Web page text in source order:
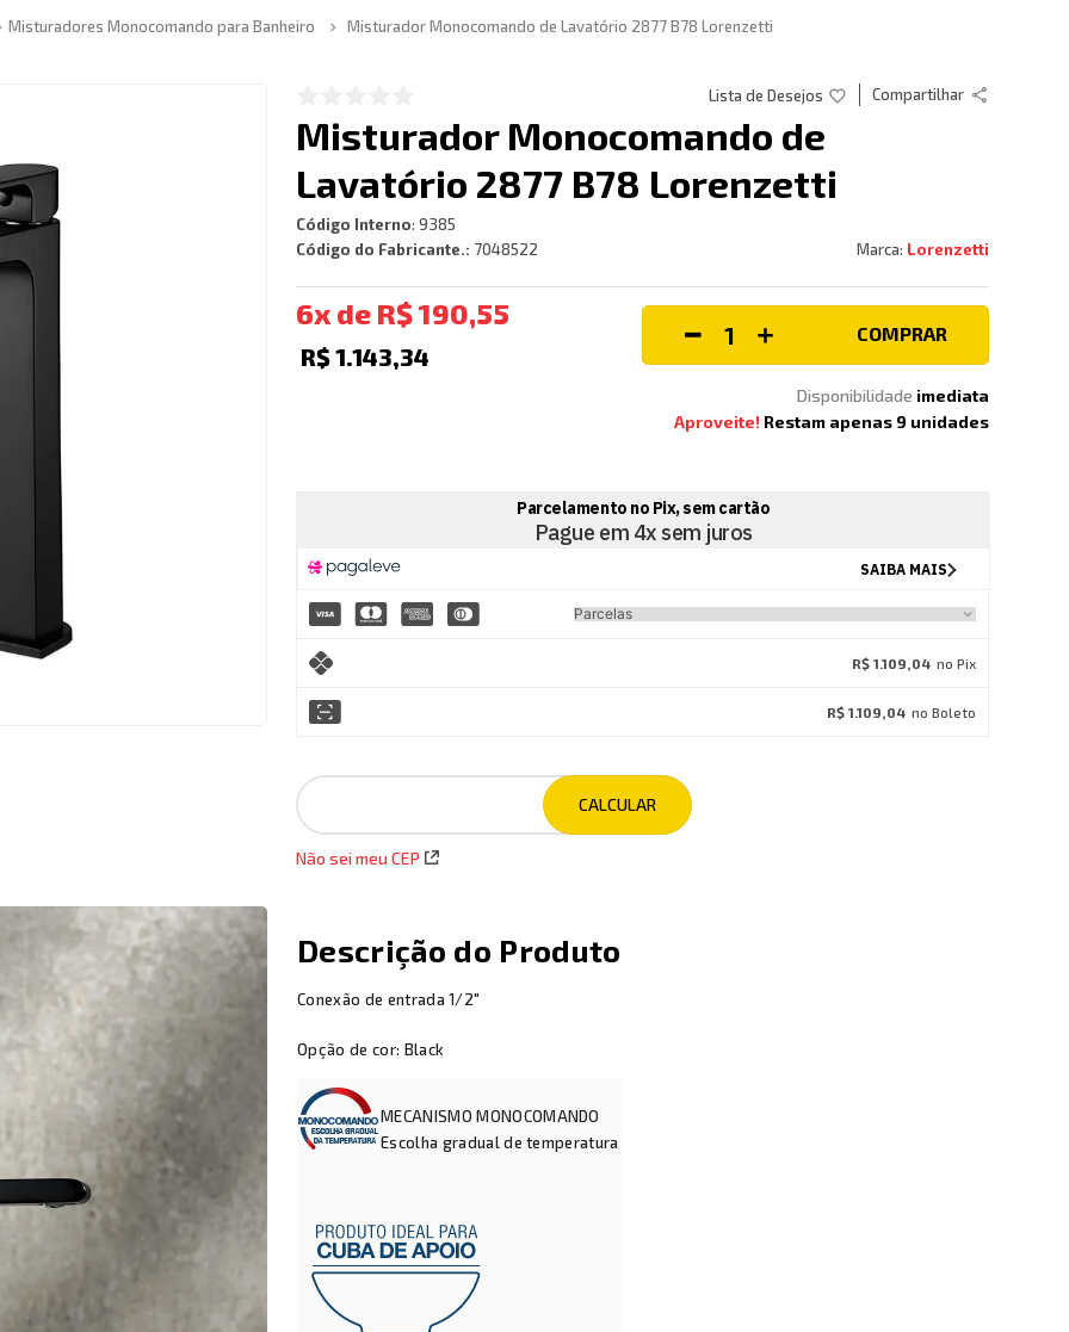
Misturadores Monocomando para Banheiro Misturador Monocomando de Lavatório 2877 B78 Lorenzetti
Compartilhar
Misturador Monocomando de
Lavatório 2877 B78 Lorenzetti
Código Interno: 9385
Código do Fabricante.: 7048522 Lorenzetti
6 R$190,55
R$1.143,34
COMPRAR
Disponibilidade imediata
Aproveite!Restam apenas 9 unidades
R$ 1.109,04 no Pix
R$ 1.109,04 no Boleto
Não sei meu CEP
Descrição do Produto
Conexão de entrada 1/2"
Opção de cor: Black
MECANISMO MONOCOMANDO
Escolha gradual de temperatura